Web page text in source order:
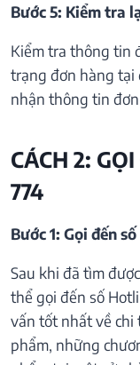
Bước 5: Kiểm tra
Kiểm tra thông tin
trạng đơn hàng tại
nhận thông tin
CÁCH 2:
774
Bước 1: Gọi đến
Sau khi đã tìm
thể gọi đến số
vấn tốt nhất về chi
phẩm, những